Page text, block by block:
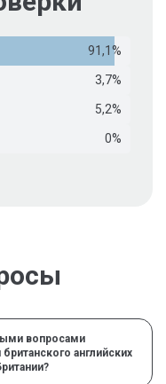
91,1%
3,7%
5,2%
0%
вопросами
английских